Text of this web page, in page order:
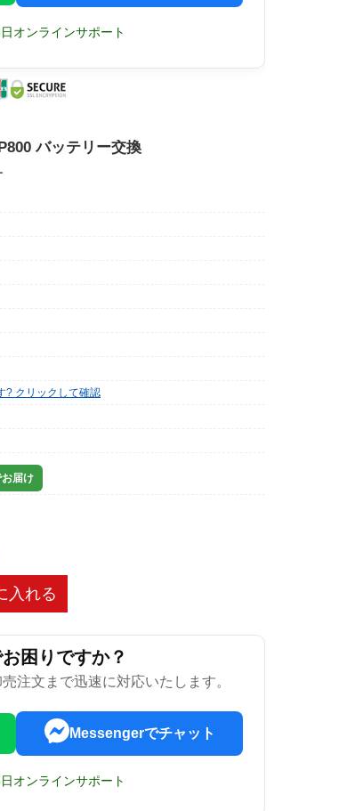
オンラインサポート
バッテリー交換
? クリックして確認
届け
入れる
困りですか？
注文まで迅速に対応いたします。
Messengerでチャット
オンラインサポート